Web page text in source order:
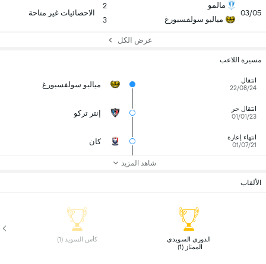
03/05
مالمو
ميالبو سولفسبورغ
2
3
الاحصائيات غير متاحة
عرض الكل
مسيرة اللاعب
انتقال
22/08/24
ميالبو سولفسبورغ
انتقال حر
01/01/23
إنتر تركو
انتهاء إعارة
01/07/21
كان
شاهد المزيد
الألقاب
الدوري السويدي
الممتاز (1)
كأس السويد (1)